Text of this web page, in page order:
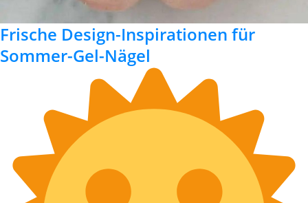
Frische Design-Inspirationen für
Sommer-Gel-Nägel